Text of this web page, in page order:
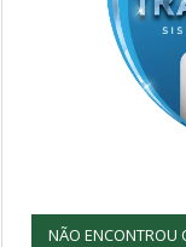
NÃO ENCONTROU